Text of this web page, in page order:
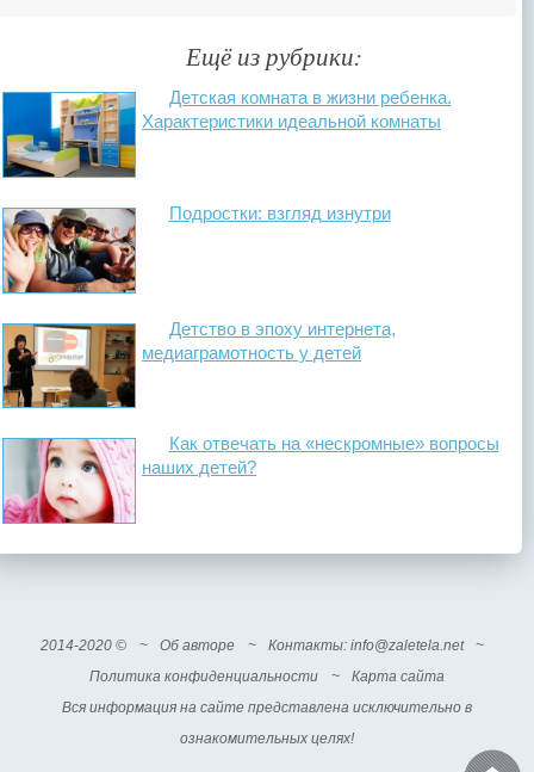
Ещё из рубрики:
Детская комната в жизни ребенка.
Характеристики идеальной комнаты
Подростки: взгляд изнутри
Детство в эпоху интернета,
медиаграмотность у детей
Как отвечать на «нескромные» вопросы
наших детей?
2014-2020 © ~ Об авторе ~ Контакты: info@zaletela.net
~
Политика конфиденциальности
~
Карта сайта
Вся информация на сайте представлена исключительно в
ознакомительных целях!